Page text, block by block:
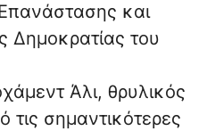
και
Δημοκρατίας του
Άλι, θρυλικός
τις σημαντικότερες